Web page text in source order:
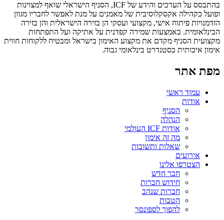
בהתבסס על הערכים והידע של ICF, הסניף הישראלי שואף למצוינות
ופועל כקהילה אקסקלוסיבית של מאמנים על מנת לאפשר לחבריו מגוון
הזדמנויות פיתוח אישי, מקצועי ועסקי הן בזירה הישראלית והן בזירה
הבינלאומית. באמצעות שמירה קפדנית על אתיקה ועל התפתחות
מקצועית הסניף מקדם את מקצוע האימון בישראל ומבטיח ללקוחות חווית
אימון איכותית בסטנדרט בינלאומי גבוה.
מפת אתר
עמוד ראשי
אודות
הסניף
הנהלה
אודות ICF העולמי
מה זה אימון
שאלות ותשובות
אירועים
הצטרפו אלינו
חבר חדש
חידוש חברות
חברות שנהב
הטבות
להפוך לספונסר